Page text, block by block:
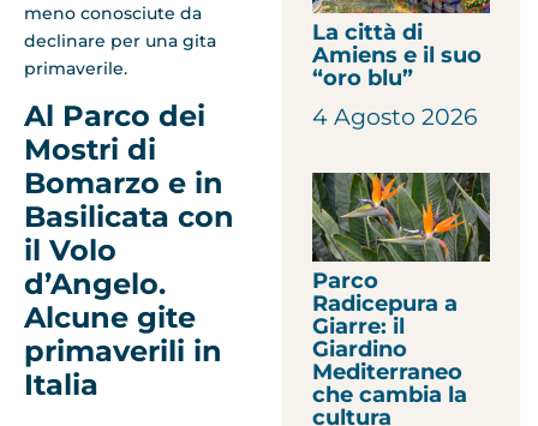
meno conosciute da
declinare per una gita
primaverile.
Al Parco dei
Mostri di
Bomarzo e in
Basilicata con
il Volo
d’Angelo.
Alcune gite
primaverili in
Italia
La città di
Amiens e il suo
“oro blu”
4 Agosto 2026
Parco
Radicepura a
Giarre: il
Giardino
Mediterraneo
che cambia la
cultura